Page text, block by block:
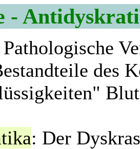
-
Pathologische
des
: Der